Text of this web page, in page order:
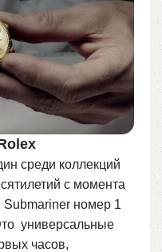
среди коллекций
с момента
Submariner номер 1
универсальные
часов,